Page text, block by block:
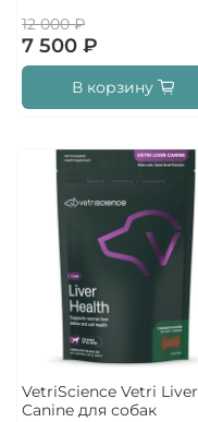
12 000 ₽
7 500 ₽
В корзину
VetriScience Vetri Liver
Canine для собак